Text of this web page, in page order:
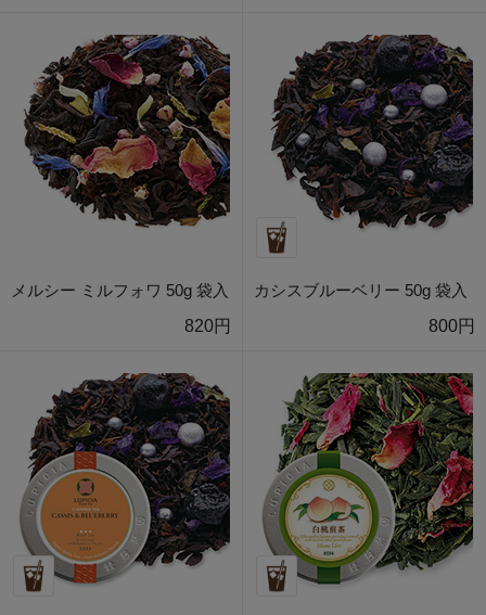
メルシー ミルフォワ 50g 袋入
820円
カシスブルーベリー 50g 袋入
800円